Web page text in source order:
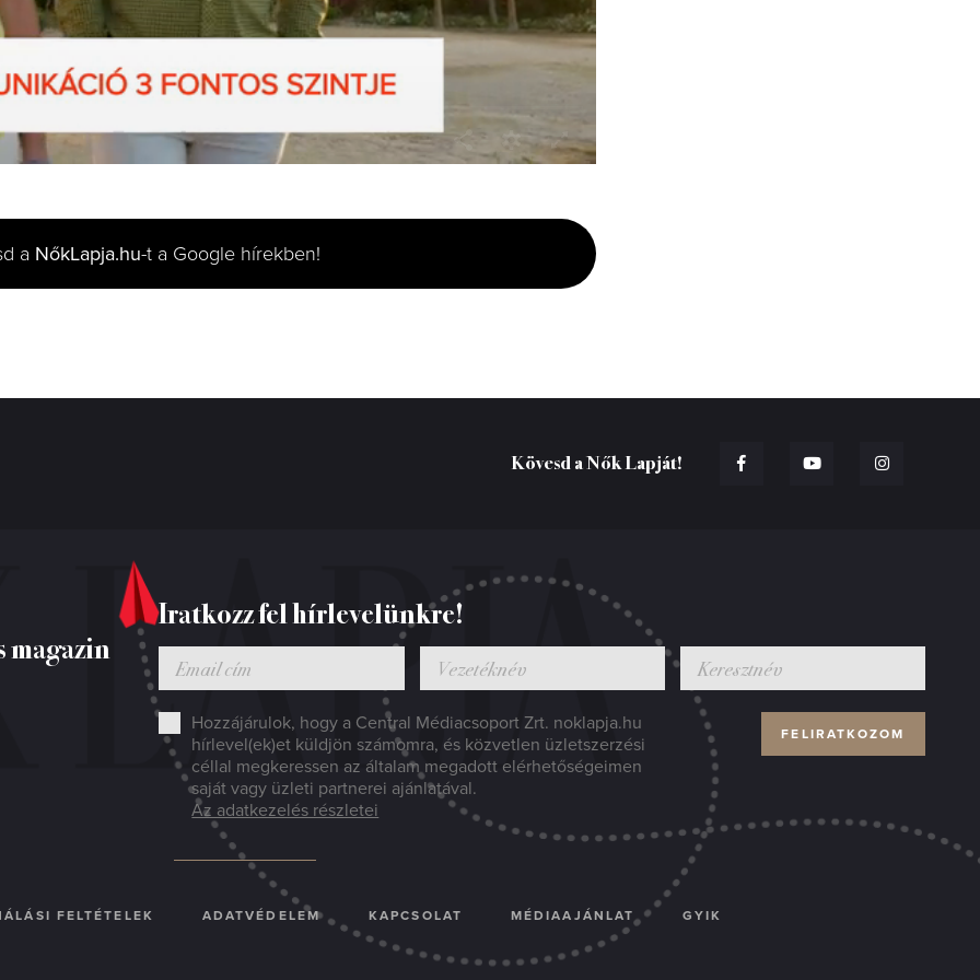
a NőkLapja.hu-t a Google hírekben!
Kövesd a Nők Lapját!
Iratkozz fel hírlevelünkre!
Hozzájárulok, hogy a Central Médiacsoport Zrt. noklapja.hu
hírlevel(ek)et küldjön számomra, és közvetlen üzletszerzési
céllal megkeressen az általam megadott elérhetőségeimen
saját vagy üzleti partnerei ajánlatával.
Az adatkezelés részletei
FELTÉTELEK ADATVÉDELEM KAPCSOLAT MÉDIAAJÁNLAT GYIK